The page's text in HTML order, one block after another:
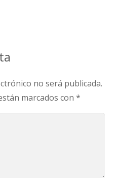
no será publicada.
marcados con *